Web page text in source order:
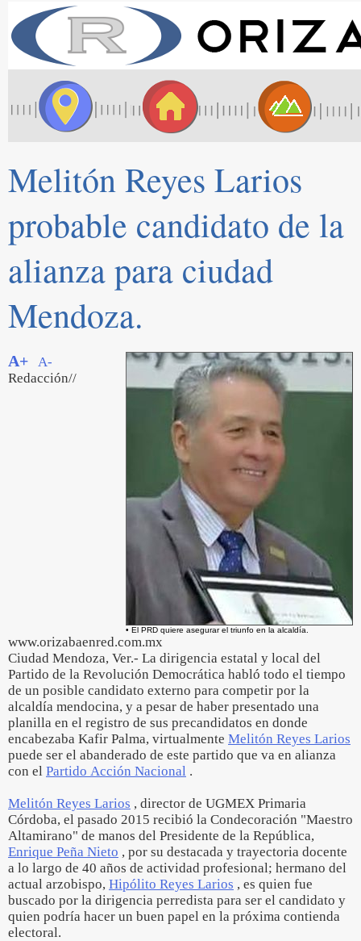
Melitón Reyes Larios
probable candidato de la
alianza para ciudad
Mendoza.
• El PRD quiere asegurar el triunfo en la alcaldía.
A+
A-
Redacción//
www.orizabaenred.com.mx
Ciudad Mendoza, Ver.- La dirigencia estatal y local del
Partido de la Revolución Democrática habló todo el tiempo
de un posible candidato externo para competir por la
alcaldía mendocina, y a pesar de haber presentado una
planilla en el registro de sus precandidatos en donde
encabezaba Kafir Palma, virtualmente Melitón Reyes Larios
puede ser el abanderado de este partido que va en alianza
con el Partido Acción Nacional .
Melitón Reyes Larios , director de UGMEX Primaria
Córdoba, el pasado 2015 recibió la Condecoración "Maestro
Altamirano" de manos del Presidente de la República,
Enrique Peña Nieto , por su destacada y trayectoria docente
a lo largo de 40 años de actividad profesional; hermano del
actual arzobispo, Hipólito Reyes Larios , es quien fue
buscado por la dirigencia perredista para ser el candidato y
quien podría hacer un buen papel en la próxima contienda
electoral.